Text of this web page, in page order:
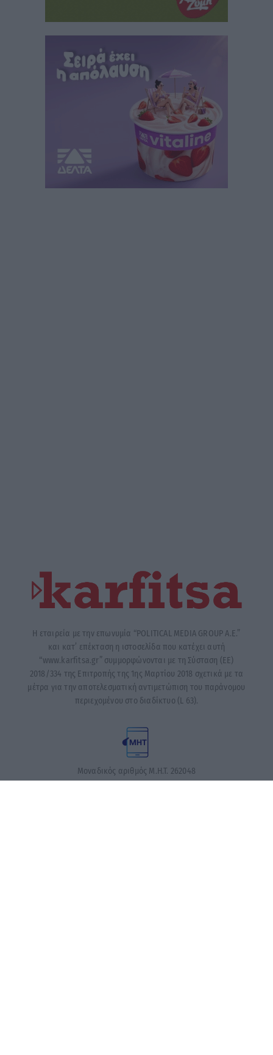
Η εταιρεία με την επωνυμία “POLITICAL MEDIA GROUP A.E.”
και κατ’ επέκταση η ιστοσελίδα που κατέχει αυτή
“www.karfitsa.gr” συμμορφώνονται με τη Σύσταση (ΕΕ)
2018/334 της Επιτροπής της 1ης Μαρτίου 2018 σχετικά με τα
μέτρα για την αποτελεσματική αντιμετώπιση του παράνομου
περιεχομένου στο διαδίκτυο (L 63).
Μοναδικός αριθμός Μ.Η.Τ. 262048